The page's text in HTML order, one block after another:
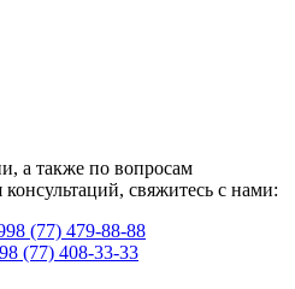
а также по вопросам
свяжитесь с нами:
(77) 479-88-88
(77) 408-33-33